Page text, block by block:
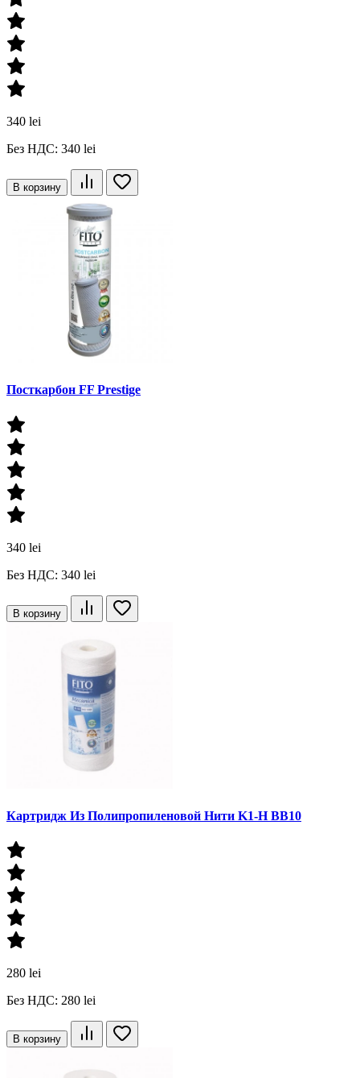
340 lei
Без НДС: 340 lei
В корзину
Посткарбон FF Prestige
340 lei
Без НДС: 340 lei
В корзину
Картридж Из Полипропиленовой Нити K1-H BB10
280 lei
Без НДС: 280 lei
В корзину